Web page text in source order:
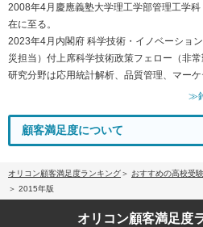
2008年4月慶應義塾大学理工学部管理工学
在に至る。
2023年4月内閣府 科学技術・イノベーショ
災担当）付上席科学技術政策フェロー（非常
研究分野は応用統計解析、品質管理、マーケ
≫
顧客満足度について
オリコン顧客満足度ランキング
おすすめの高校受
2015年版
オリコン顧客満足度